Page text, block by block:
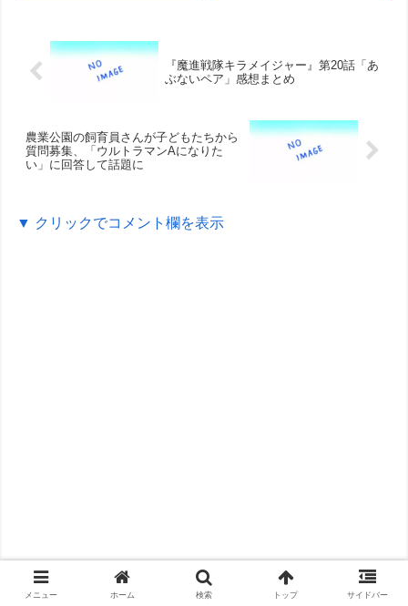
『魔進戦隊キラメイジャー』第20話「あ
ぶないペア」感想まとめ
農業公園の飼育員さんが子どもたちから
質問募集、「ウルトラマンAになりた
い」に回答して話題に
▼ クリックでコメント欄を表示
メニュー ホーム 検索 トップ サイドバー